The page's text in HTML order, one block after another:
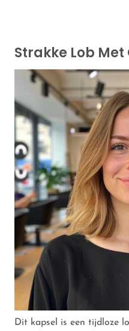
Strakke Lob
Dit kapsel is een tijdloze